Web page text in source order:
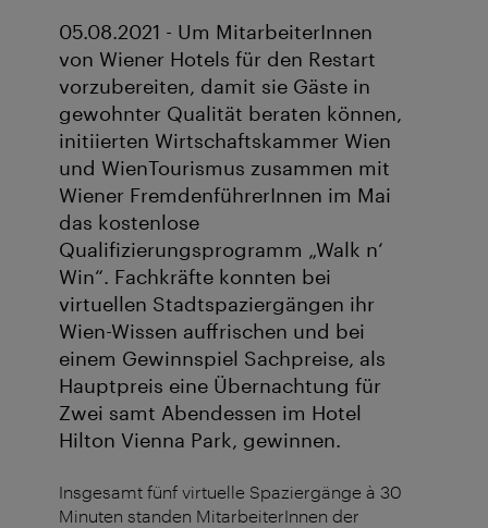
05.08.2021 - Um MitarbeiterInnen
von Wiener Hotels für den Restart
vorzubereiten, damit sie Gäste in
gewohnter Qualität beraten können,
initiierten Wirtschaftskammer Wien
und WienTourismus zusammen mit
Wiener FremdenführerInnen im Mai
das kostenlose
Qualifizierungsprogramm „Walk n‘
Win“. Fachkräfte konnten bei
virtuellen Stadtspaziergängen ihr
Wien-Wissen auffrischen und bei
einem Gewinnspiel Sachpreise, als
Hauptpreis eine Übernachtung für
Zwei samt Abendessen im Hotel
Hilton Vienna Park, gewinnen.
Insgesamt fünf virtuelle Spaziergänge à 30
Minuten standen MitarbeiterInnen der